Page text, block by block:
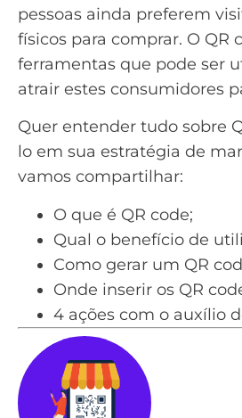
pessoas ainda preferem
físicos para comprar. O QR
ferramentas que pode ser
atrair estes consumidores
Quer entender tudo sobre
lo em sua estratégia de
vamos compartilhar:
O que é QR code;
Qual o benefício de
Como gerar um QR
Onde inserir os QR
4 ações com o auxílio